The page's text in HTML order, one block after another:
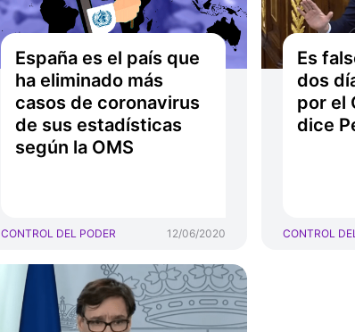
España es el país que
ha eliminado más
casos de coronavirus
de sus estadísticas
según la OMS
CONTROL DEL PODER 12/06/2020
Es
dos
por el
dice
CONTROL